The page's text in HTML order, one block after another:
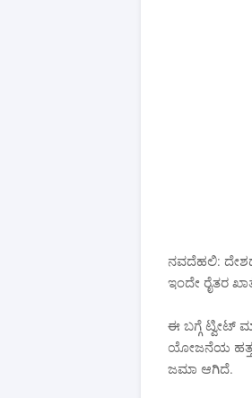
ನವದೆಹಲಿ: ದೇಶದ
ಇಂದೇ ರೈತರ
ಈ ಬಗ್ಗೆ ಟ್ವೀಟ್
ಯೋಜನೆಯ
ಜಮಾ ಆಗಿದೆ.